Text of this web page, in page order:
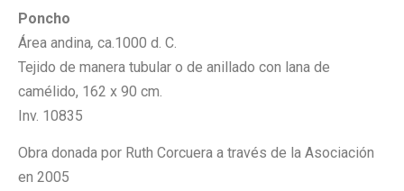
Poncho
Área andina, ca.1000 d. C.
Tejido de manera tubular o de anillado con lana de
camélido, 162 x 90 cm.
Inv. 10835
Obra donada por Ruth Corcuera a través de la Asociación
en 2005